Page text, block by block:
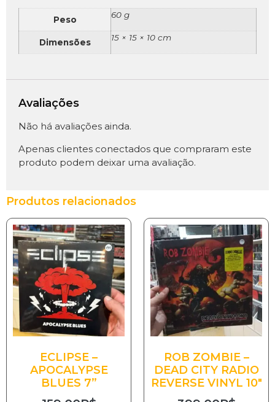
Peso 60 g
Dimensões 15 × 15 × 10 cm
Avaliações
Não há avaliações ainda.
Apenas clientes conectados que compraram este
produto podem deixar uma avaliação.
Produtos relacionados
ECLIPSE –
APOCALYPSE
BLUES 7”
ROB ZOMBIE –
DEAD CITY RADIO
REVERSE VINYL 10″